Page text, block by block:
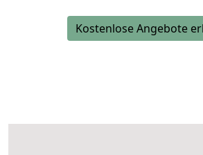
Kostenlose Angebote